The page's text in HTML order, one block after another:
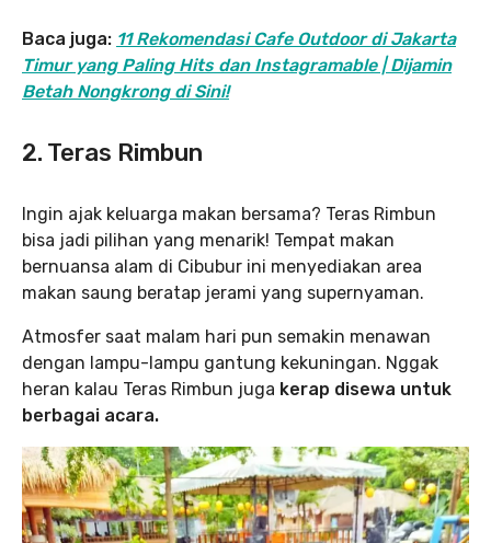
Baca juga: 11 Rekomendasi Cafe Outdoor di Jakarta
Timur yang Paling Hits dan Instagramable | Dijamin
Betah Nongkrong di Sini!
2. Teras Rimbun
Ingin ajak keluarga makan bersama? Teras Rimbun
bisa jadi pilihan yang menarik! Tempat makan
bernuansa alam di Cibubur ini menyediakan area
makan saung beratap jerami yang supernyaman.
Atmosfer saat malam hari pun semakin menawan
dengan lampu-lampu gantung kekuningan. Nggak
heran kalau Teras Rimbun juga kerap disewa untuk
berbagai acara.